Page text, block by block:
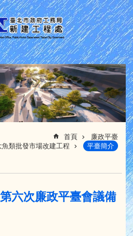
首頁
廉政平臺
類批發市場改建工程
平臺簡介
六次廉政平臺會議備